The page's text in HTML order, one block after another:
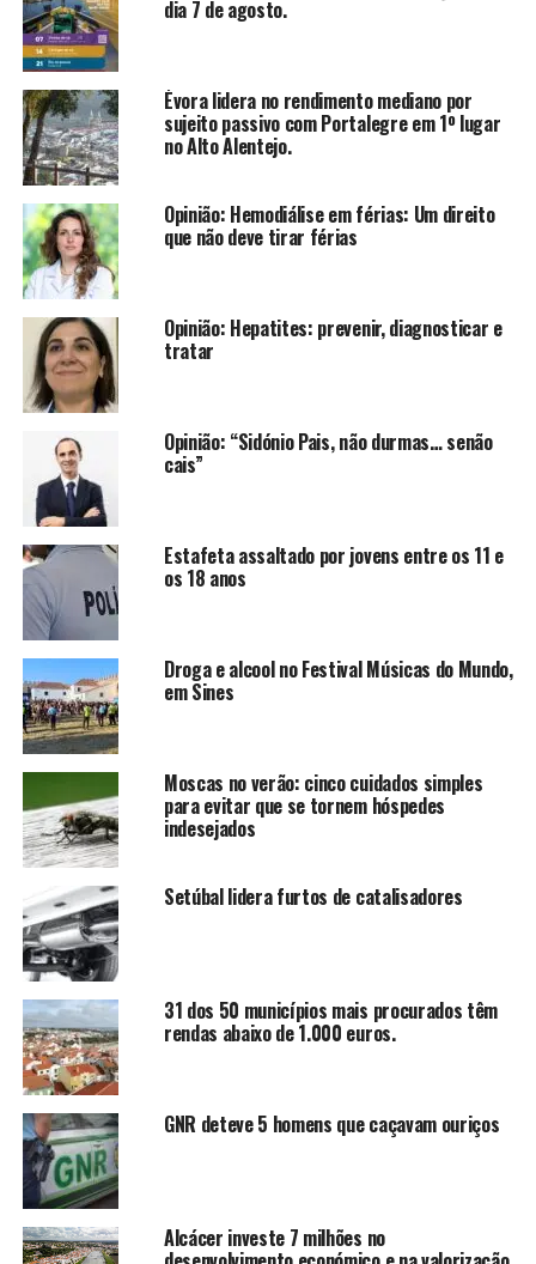
dia 7 de agosto.
Évora lidera no rendimento mediano por
sujeito passivo com Portalegre em 1º lugar
no Alto Alentejo.
Opinião: Hemodiálise em férias: Um direito
que não deve tirar férias
Opinião: Hepatites: prevenir, diagnosticar e
tratar
Opinião: “Sidónio Pais, não durmas… senão
cais”
Estafeta assaltado por jovens entre os 11 e
os 18 anos
Droga e alcool no Festival Músicas do Mundo,
em Sines
Moscas no verão: cinco cuidados simples
para evitar que se tornem hóspedes
indesejados
Setúbal lidera furtos de catalisadores
31 dos 50 municípios mais procurados têm
rendas abaixo de 1.000 euros.
GNR deteve 5 homens que caçavam ouriços
Alcácer investe 7 milhões no